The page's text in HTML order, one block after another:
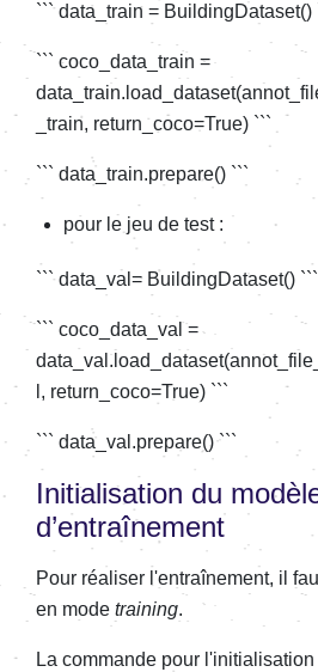
``` data_train = BuildingDataset()
``` coco_data_train =
_train, return_coco=True) ```
``` data_train.prepare() ```
pour le jeu de test :
``` data_val= BuildingDataset() ```
``` coco_data_val =
l, return_coco=True) ```
``` data_val.prepare() ```
Initialisation du
d’entraînement
Pour réaliser l'entraînement, il
en mode training.
La commande pour